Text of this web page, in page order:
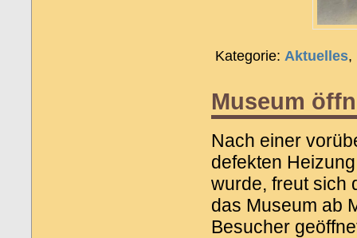
Kategorie: Aktuelles,
Museum
Nach einer
defekten
wurde, freut sich
das Museum ab
Besucher